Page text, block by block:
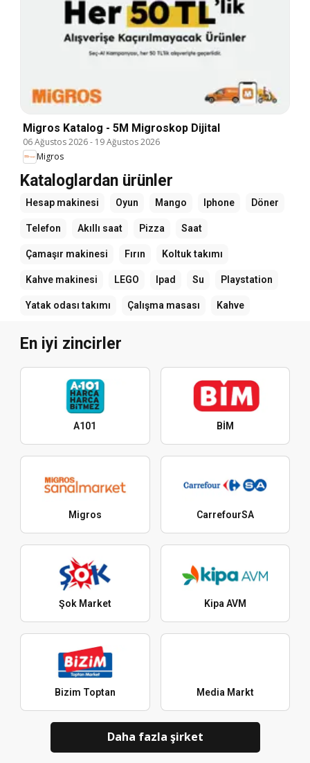
Migros Katalog - 5M Migroskop Dijital
06 Ağustos 2026- 19 Ağustos 2026
Migros
Kataloglardan ürünler
Hesap makinesi Oyun Mango Iphone Döner
Telefon Akıllı saat Pizza Saat
Çamaşır makinesi Fırın Koltuk takımı
Kahve makinesi LEGO Ipad Su Playstation
Yatak odası takımı Çalışma masası Kahve
En iyi zincirler
A101 BİM
Migros CarrefourSA
Şok Market Kipa AVM
Bizim Toptan Media Markt
Daha fazla şirket